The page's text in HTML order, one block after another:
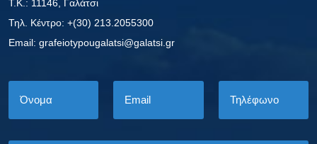
Τ.Κ.: 11146, Γαλάτσι
Τηλ. Κέντρο: +(30) 213.2055300
Εmail: grafeiotypougalatsi@galatsi.gr